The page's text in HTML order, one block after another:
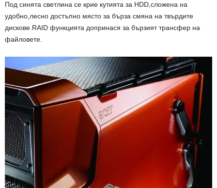
Под синята светлина се крие кутията за HDD,сложена на
удобно,лесно достъпно място за бърза смяна на твърдите
дискове.RAID функцията допринася за бързият трансфер на
файловете.